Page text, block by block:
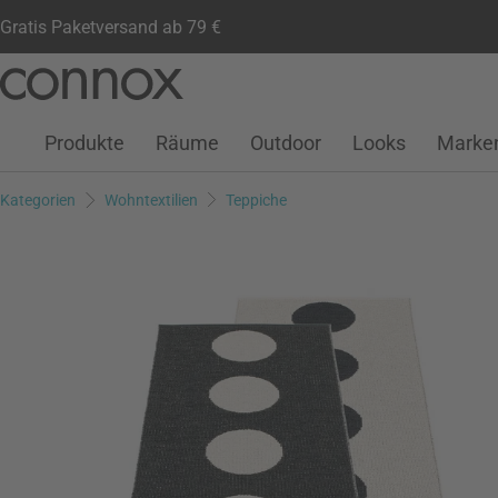
Gratis Paketversand ab 79 €
Seiteninhalt
Suchfeld
Kundenkonto
Wunschliste
Warenkorb
Produkte Räume Outdoor Looks
Kategorien Wohntextilien Teppiche